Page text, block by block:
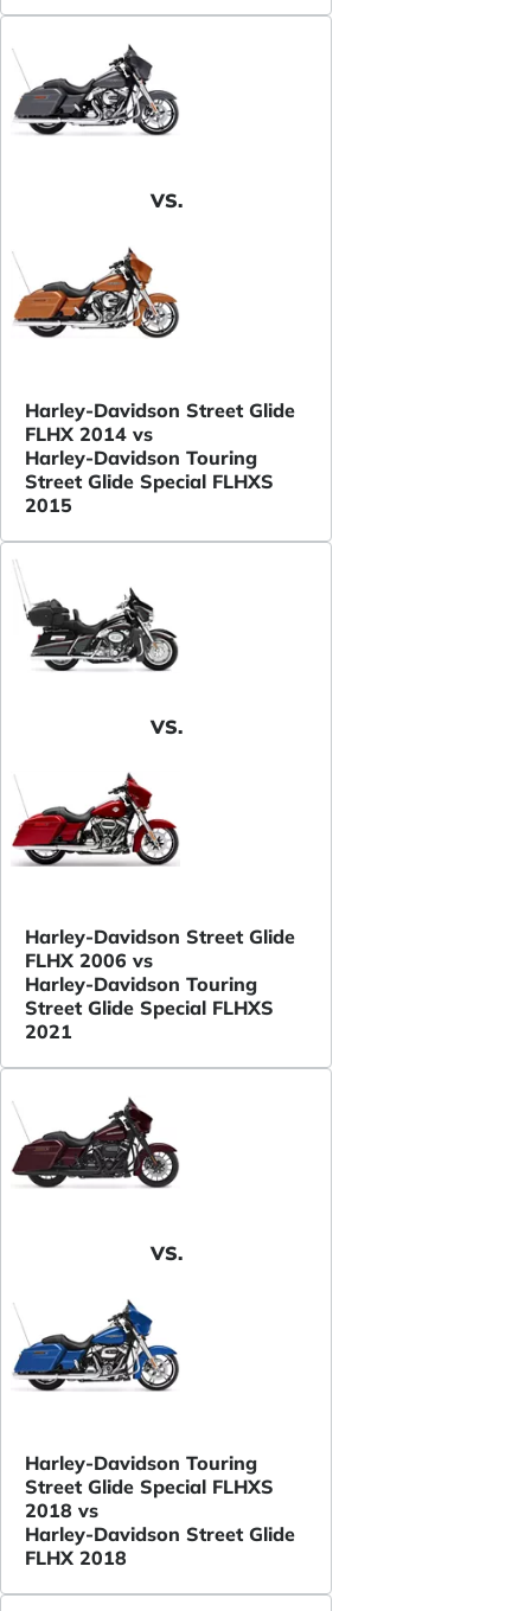
VS.
Harley-Davidson Street Glide
FLHX 2014 vs
Harley-Davidson Touring
Street Glide Special FLHXS
2015
VS.
Harley-Davidson Street Glide
FLHX 2006 vs
Harley-Davidson Touring
Street Glide Special FLHXS
2021
VS.
Harley-Davidson Touring
Street Glide Special FLHXS
2018 vs
Harley-Davidson Street Glide
FLHX 2018